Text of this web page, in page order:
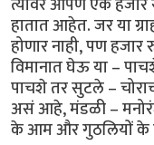
हातात आहेत. जर या
होणार नाही, पण हजार
विमानात घेऊ या –
पाचशे तर सुटले –
असं आहे, मंडळी –
के आम और गुठलियों के